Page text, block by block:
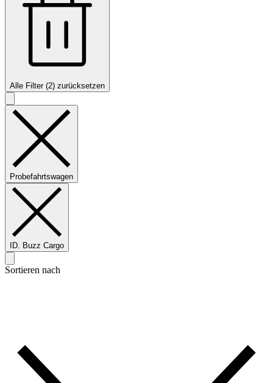
Alle Filter (2) zurücksetzen
Probefahrtswagen
ID. Buzz Cargo
Sortieren nach